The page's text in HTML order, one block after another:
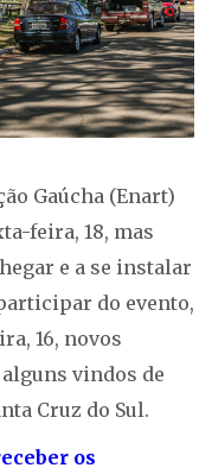
Gaúcha (Enart)
feira, 18, mas
e a se instalar
do evento,
16, novos
vindos de
Cruz do Sul.
os